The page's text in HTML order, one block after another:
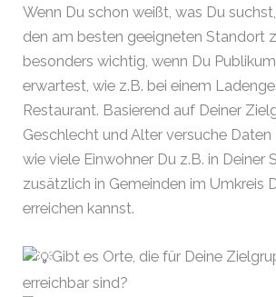
Wenn Du schon weißt, was Du
den am besten geeigneten Standort
besonders wichtig, wenn Du
erwartest, wie z.B. bei einem
Restaurant. Basierend auf Deiner
Geschlecht und Alter versuche Daten
wie viele Einwohner Du z.B. in Deiner
zusätzlich in Gemeinden im Umkreis
erreichen kannst.
Gibt es Orte, die für Deine
erreichbar sind?